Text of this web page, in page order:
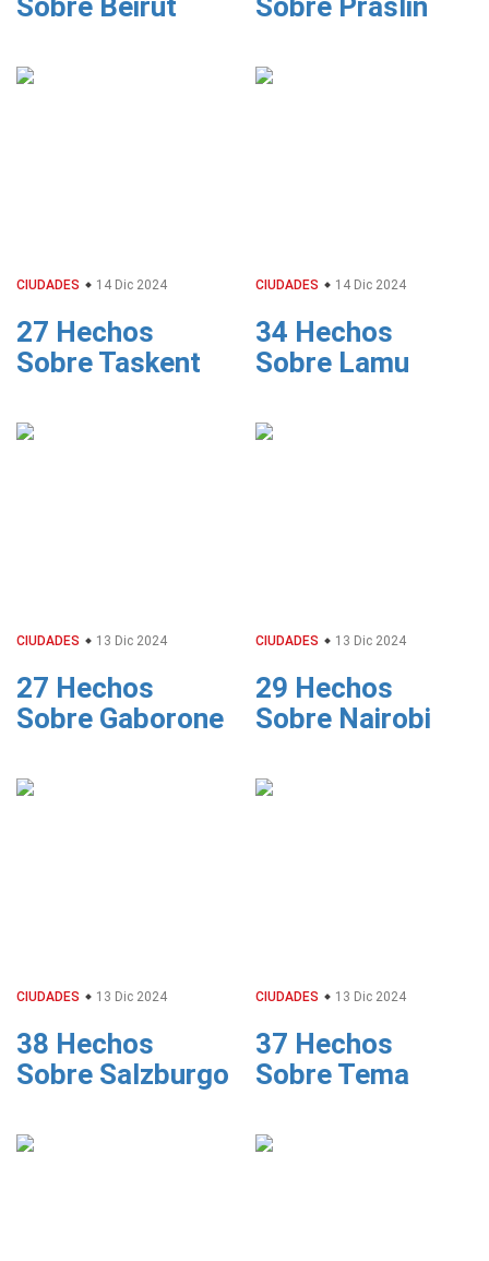
Sobre Beirut Sobre Praslin
CIUDADES 14 Dic 2024
27 Hechos
Sobre Taskent
CIUDADES 14 Dic 2024
34 Hechos
Sobre Lamu
CIUDADES 13 Dic 2024
27 Hechos
Sobre Gaborone
CIUDADES 13 Dic 2024
29 Hechos
Sobre Nairobi
CIUDADES 13 Dic 2024
38 Hechos
Sobre Salzburgo
CIUDADES 13 Dic 2024
37 Hechos
Sobre Tema